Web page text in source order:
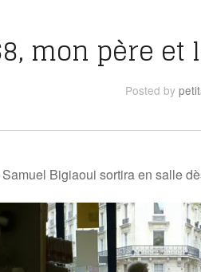
mon père et
Posted by
Bigiaoui sortira en salle